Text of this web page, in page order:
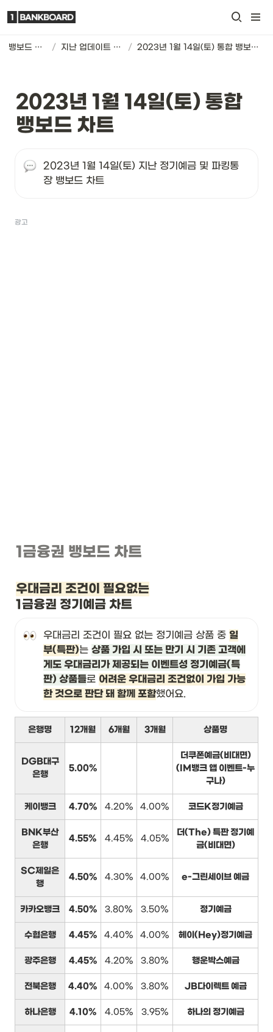
뱅보드 차트 / 지난 업데이트 기록 / 2023년 1월 14일(토) 통합 뱅보드 차트
2023년 1월 14일(토) 통합
뱅보드 차트
2023년 1월 14일(토) 지난 정기예금 및 파킹통
장 뱅보드 차트
광고
1금융권 뱅보드 차트
우대금리 조건이 필요없는
1금융권 정기예금 차트
우대금리 조건이 필요 없는 정기예금 상품 중 일
부(특판)는 상품 가입 시 또는 만기 시 기존 고객에
게도 우대금리가 제공되는 이벤트성 정기예금(특
판) 상품들로 어려운 우대금리 조건없이 가입 가능
한 것으로 판단 돼 함께 포함했어요.
은행명 12개월 6개월 3개월 상품명
DGB대구
은행
5.00%
더쿠폰예금(비대면)
(IM뱅크 앱 이벤트-누
구나)
케이뱅크 4.70% 4.20% 4.00% 코드K정기예금
BNK부산
은행
4.55% 4.45% 4.05%
더(The) 특판 정기예
금(비대면)
SC제일은
행
4.50% 4.30% 4.00% e-그린세이브 예금
카카오뱅크 4.50% 3.80% 3.50% 정기예금
수협은행 4.45% 4.40% 4.00% 헤이(Hey)정기예금
광주은행 4.45% 4.20% 3.80% 행운박스예금
전북은행 4.40% 4.00% 3.80% JB다이렉트 예금
하나은행 4.10% 4.05% 3.95% 하나의 정기예금